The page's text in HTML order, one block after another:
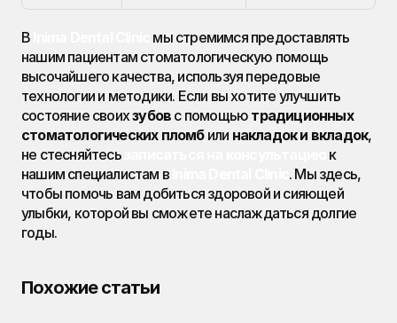
В
мы стремимся предоставлять
нашим пациентам стоматологическую помощь
высочайшего качества, используя передовые
технологии и методики. Если вы хотите улучшить
состояние своих зубов с помощью традиционных
стоматологических пломб или накладок и вкладок,
не стесняйтесь
к
нашим специалистам в
. Мы здесь,
чтобы помочь вам добиться здоровой и сияющей
улыбки, которой вы сможете наслаждаться долгие
годы.
Похожие статьи